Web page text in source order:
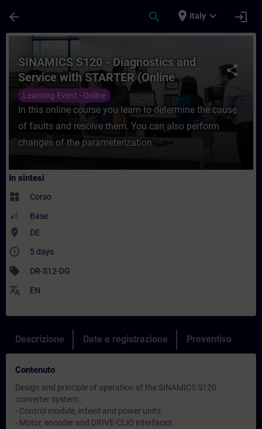
arrow_back search place Italy expand_more login
Corso - SINAMICS S120 - Diagnostics
share
SINAMICS S120 - Diagnostics and
Service with STARTER (Online
Training)
Learning Event - Online
In this online course you learn to determine the cause
of faults and resolve them. You can also perform
changes of the parameterization.
In sintesi
widgets Corso
Base
where_to_vote DE
access_time 5 days
sell DR-S12-DG
translate EN
Descrizione Date e registrazione Preventivo
Contenuto
Design and principle of operation of the SINAMICS S120
converter system:
- Control module, infeed and power units
- Motor, encoder and DRIVE-CLiQ interfaces